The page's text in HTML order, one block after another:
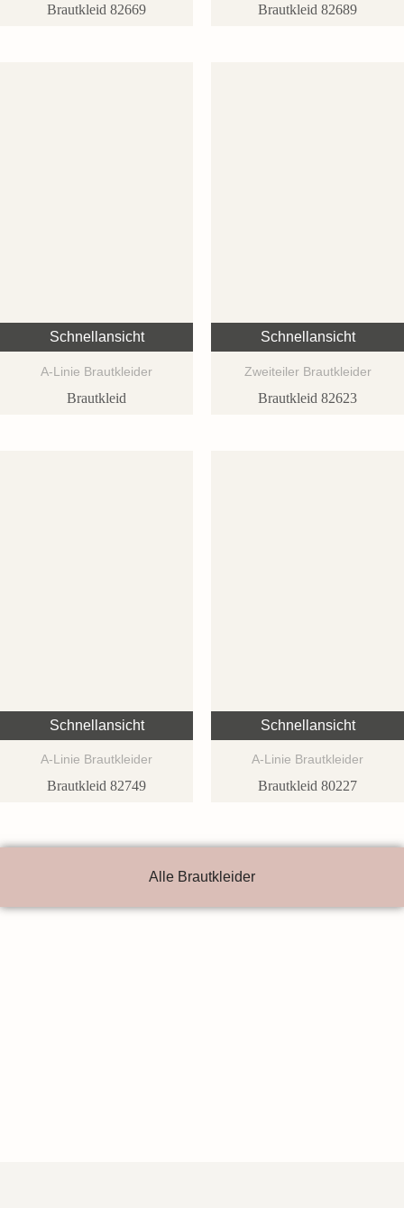
Brautkleid 82669 Brautkleid 82689
Schnellansicht
A-Linie Brautkleider
Brautkleid
Schnellansicht
Zweiteiler Brautkleider
Brautkleid 82623
Schnellansicht
A-Linie Brautkleider
Brautkleid 82749
Schnellansicht
A-Linie Brautkleider
Brautkleid 80227
Alle Brautkleider